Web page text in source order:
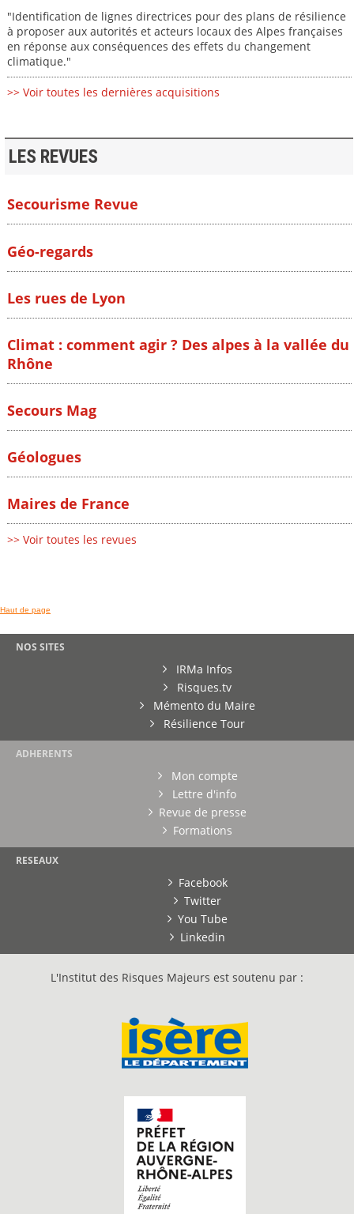
"Identification de lignes directrices pour des plans de résilience
à proposer aux autorités et acteurs locaux des Alpes françaises
en réponse aux conséquences des effets du changement
climatique."
>> Voir toutes les dernières acquisitions
LES REVUES
Secourisme Revue
Géo-regards
Les rues de Lyon
Climat : comment agir ? Des alpes à la vallée du
Rhône
Secours Mag
Géologues
Maires de France
>> Voir toutes les revues
Haut de page
NOS SITES
IRMa Infos
Risques.tv
Mémento du Maire
Résilience Tour
ADHERENTS
Mon compte
Lettre d'info
Revue de presse
Formations
RESEAUX
Facebook
Twitter
You Tube
Linkedin
L'Institut des Risques Majeurs est soutenu par :